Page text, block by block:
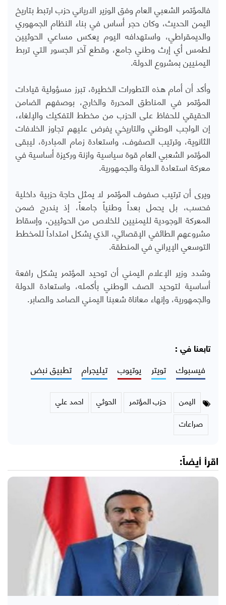
فالمؤتمر الشعبي العام وفق الوزير الارياني حزب ارتبط بتاريخ
اليمن الحديث، وكان حجر أساس في بناء النظام الجمهوري
والديمقراطي، واستهدافه اليوم يعكس مساعي الحوثيين
لطمس أي إرث وطني جامع، وقطع آخر الجسور التي تربط
اليمنيين بمشروع الدولة.
وأكد أن أمام هذه التطورات الخطيرة، تبرز مسؤولية قيادات
المؤتمر في المناطق المحررة والخارج، بوصفهم الضامن
الحقيقي للحفاظ على الحزب من مخطط التفكيك والإلغاء،
إن الواجب الوطني والتاريخي يفرض عليهم تجاوز الخلافات
الثانوية، وترتيب الصفوف، واستعادة زمام المبادرة، ليبقى
المؤتمر الشعبي العام قوة سياسية وازنة وركيزة أساسية في
معركة استعادة الدولة والجمهورية.
ويرى أن ترتيب صفوف المؤتمر لا يمثل حاجة حزبية داخلية
فحسب، بل يحمل بعداً وطنياً جامعاً، إذ يندرج ضمن
المعركة الوجودية لليمنيين للخلاص من الحوثيين، وإسقاط
مشروعهم الطائفي الإقصائي، الذي يشكل امتداداً للمخطط
التوسعي الإيراني في المنطقة.
وشدد وزير الإعلام اليمني أن توحيد المؤتمر يشكل رافعة
أساسية لتوحيد الصف الوطني بأكمله، واستعادة الدولة
والجمهورية، وإنهاء معاناة شعبنا اليمني الصامد والصابر.
تابعنا في :
فيسبوك تويتر يوتيوب تيليجرام تطبيق نبض
اليمن حزب المؤتمر الحوثي
احمد علي
صراعات
اقرأ أيضاً: